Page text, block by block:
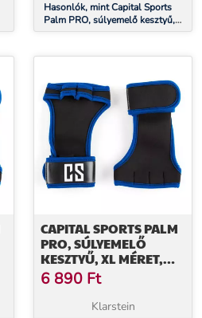
Hasonlók, mint Capital Sports
Palm PRO, súlyemelő kesztyű,
M méret, kék-fekete
CAPITAL SPORTS PALM
PRO, SÚLYEMELŐ
KESZTYŰ, XL MÉRET,
KÉK-FEKETE
6 890 Ft
Klarstein